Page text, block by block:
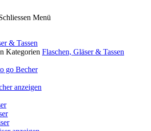
Menü
& Tassen
Kategorien Flaschen, Gläser & Tassen
go Becher
anzeigen